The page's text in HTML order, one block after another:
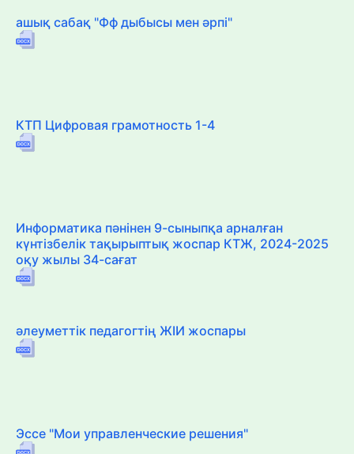
ашық сабақ "Фф дыбысы мен әрпі"
КТП Цифровая грамотность 1-4
Информатика пәнінен 9-сыныпқа арналған
күнтізбелік тақырыптық жоспар КТЖ, 2024-2025
оқу жылы 34-сағат
әлеуметтік педагогтің ЖІИ жоспары
Эссе "Мои управленческие решения"